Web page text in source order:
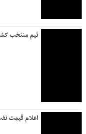
تیم منتخب
اعلام قیمت